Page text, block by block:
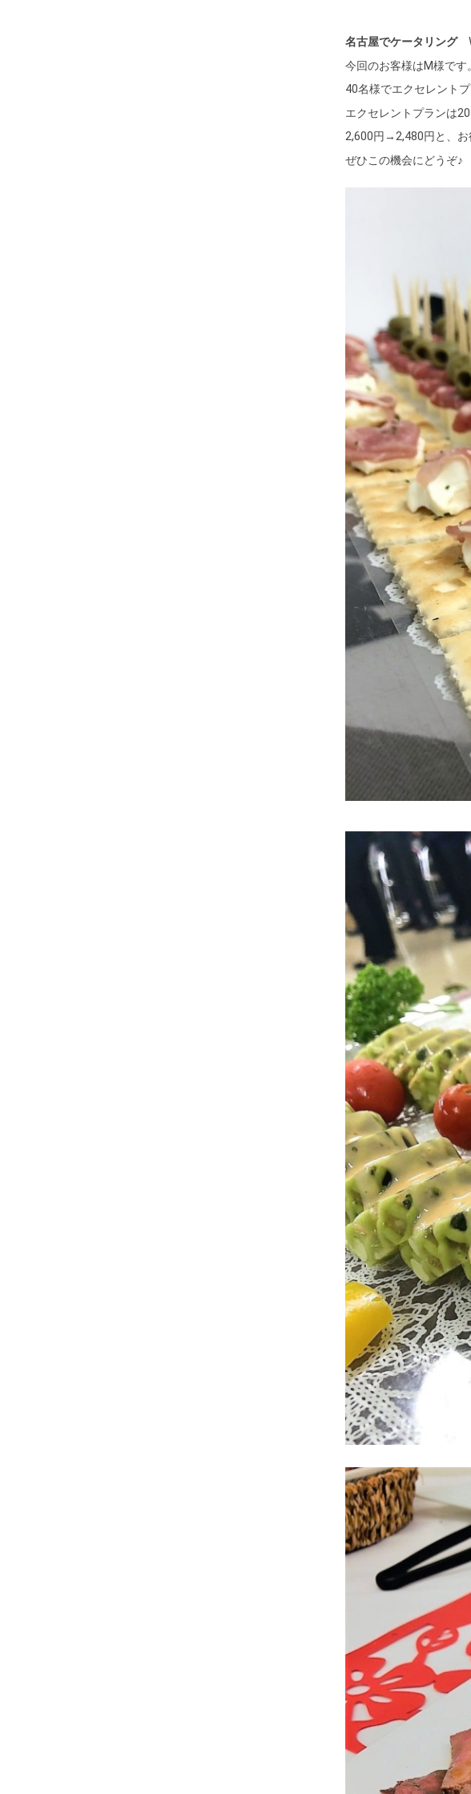
名古屋でケータリング
今回のお客様はM様です。
40名様でエクセレント
エクセレントプランは
2,600円→2,480円と、
ぜひこの機会にどうぞ♪